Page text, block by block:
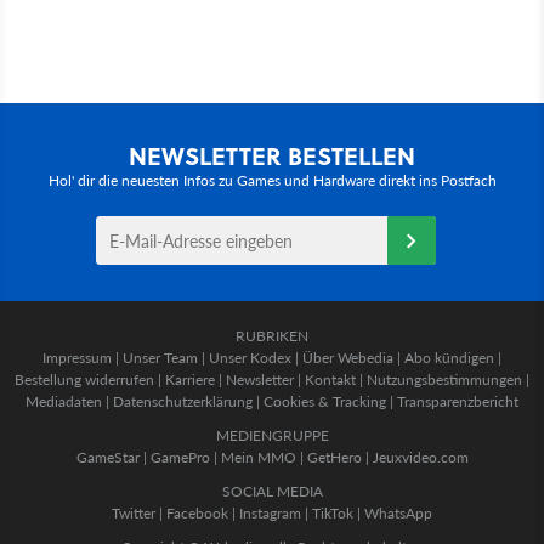
NEWSLETTER BESTELLEN
Hol' dir die neuesten Infos zu Games und Hardware direkt ins Postfach
RUBRIKEN
Impressum | Unser Team | Unser Kodex | Über Webedia | Abo kündigen |
Bestellung widerrufen | Karriere | Newsletter | Kontakt | Nutzungsbestimmungen |
Mediadaten | Datenschutzerklärung | Cookies & Tracking | Transparenzbericht
MEDIENGRUPPE
GameStar| GamePro | Mein MMO | GetHero | Jeuxvideo.com
SOCIAL MEDIA
Twitter | Facebook | Instagram | TikTok | WhatsApp